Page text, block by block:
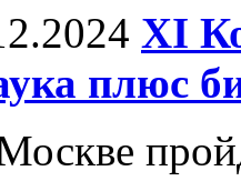
ХI
плюс